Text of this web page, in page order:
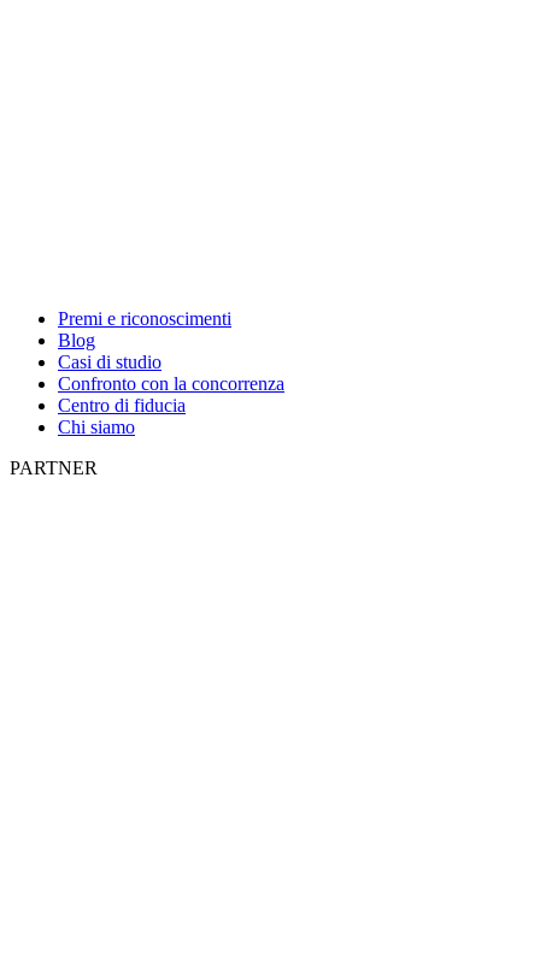
Premi e riconoscimenti
Blog
Casi di studio
Confronto con la concorrenza
Centro di fiducia
Chi siamo
PARTNER